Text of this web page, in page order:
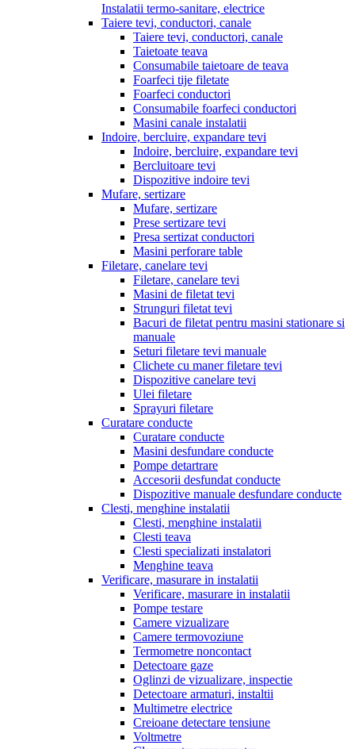
Instalatii termo-sanitare, electrice
Taiere tevi, conductori, canale
Taiere tevi, conductori, canale
Taietoate teava
Consumabile taietoare de teava
Foarfeci tije filetate
Foarfeci conductori
Consumabile foarfeci conductori
Masini canale instalatii
Indoire, bercluire, expandare tevi
Indoire, bercluire, expandare tevi
Bercluitoare tevi
Dispozitive indoire tevi
Mufare, sertizare
Mufare, sertizare
Prese sertizare tevi
Presa sertizat conductori
Masini perforare table
Filetare, canelare tevi
Filetare, canelare tevi
Masini de filetat tevi
Strunguri filetat tevi
Bacuri de filetat pentru masini stationare si
manuale
Seturi filetare tevi manuale
Clichete cu maner filetare tevi
Dispozitive canelare tevi
Ulei filetare
Sprayuri filetare
Curatare conducte
Curatare conducte
Masini desfundare conducte
Pompe detartrare
Accesorii desfundat conducte
Dispozitive manuale desfundare conducte
Clesti, menghine instalatii
Clesti, menghine instalatii
Clesti teava
Clesti specializati instalatori
Menghine teava
Verificare, masurare in instalatii
Verificare, masurare in instalatii
Pompe testare
Camere vizualizare
Camere termovoziune
Termometre noncontact
Detectoare gaze
Oglinzi de vizualizare, inspectie
Detectoare armaturi, instaltii
Multimetre electrice
Creioane detectare tensiune
Voltmetre